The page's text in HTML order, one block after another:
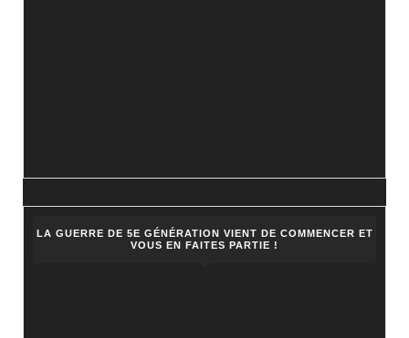
LA GUERRE DE 5E GÉNÉRATION VIENT DE COMMENCER ET
VOUS EN FAITES PARTIE !